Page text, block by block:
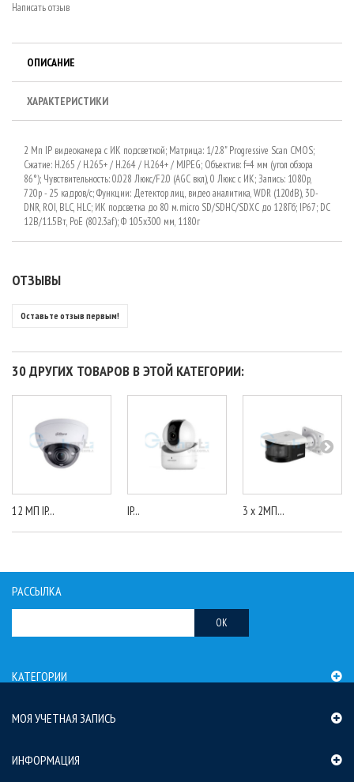
Написать отзыв
ОПИСАНИЕ
ХАРАКТЕРИСТИКИ
2 Мп IP видеокамера с ИК подсветкой; Матрица: 1/2.8" Progressive Scan CMOS;
Сжатие: Н.265 / Н.265+ / H.264 / H.264+ / MJPEG; Объектив: f=4 мм (угол обзора
86°); Чувствительность: 0.028 Люкс/F2.0 (AGC вкл), 0 Люкс с ИК; Запись: 1080р,
720р - 25 кадров/с; Функции: Детектор лиц, видео аналитика, WDR (120dB), 3D-
DNR, ROI, BLC, HLC; ИК подсветка до 80 м. micro SD/SDHC/SDXC до 128Гб; IP67; DC
12В/11.5Вт, PoE (802.3af); Ф 105х300 мм, 1180г
ОТЗЫВЫ
Оставьте отзыв первым!
30 ДРУГИХ ТОВАРОВ В ЭТОЙ КАТЕГОРИИ:
12 МП IP... IP... 3 x 2МП...
РАССЫЛКА
OK
КАТЕГОРИИ
МОЯ УЧЕТНАЯ ЗАПИСЬ
ИНФОРМАЦИЯ